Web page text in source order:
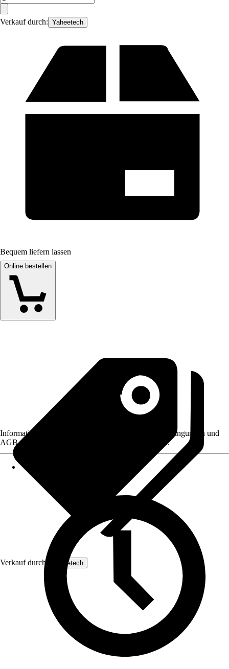
Verkauf durch: Yaheetech
Bequem liefern lassen
Online bestellen
Verkauf durch: Yaheetech
Informationen des Verkäufers, wie z. B. Rückgabebedingungen und
AGB, finden Sie bei Klick auf den Verkäufernamen.